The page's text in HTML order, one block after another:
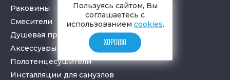
Раковины
Смесители
Душевая программа
Аксессуары в ванную
Полотенцесушители
Инсталляции для санузлов
Пользуясь сайтом, Вы
соглашаетесь с
использованием cookies.
ХОРОШО